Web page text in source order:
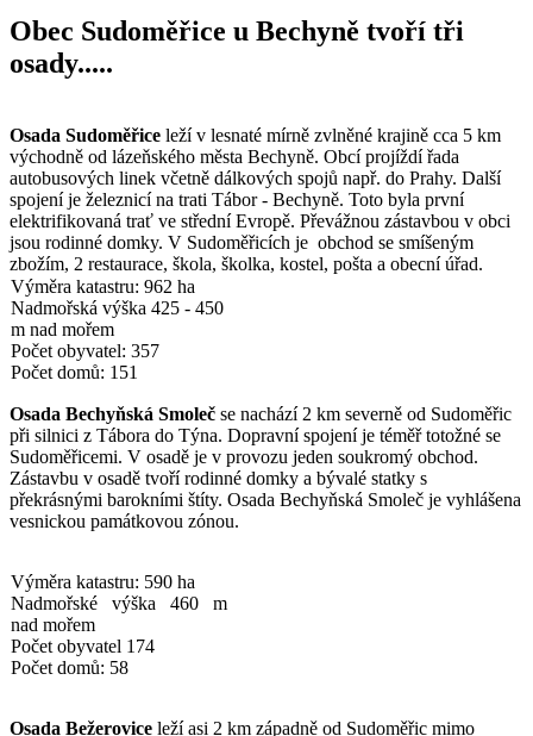
Obec Sudoměřice u Bechyně tvoří tři
osady.....
Osada Sudoměřice leží v lesnaté mírně zvlněné krajině cca 5 km
východně od lázeňského města Bechyně. Obcí projíždí řada
autobusových linek včetně dálkových spojů např. do Prahy. Další
spojení je železnicí na trati Tábor - Bechyně. Toto byla první
elektrifikovaná trať ve střední Evropě. Převážnou zástavbou v obci
jsou rodinné domky. V Sudoměřicích je obchod se smíšeným
zbožím, 2 restaurace, škola, školka, kostel, pošta a obecní úřad.
Výměra katastru: 962 ha
Nadmořská výška 425 - 450
m nad mořem
Počet obyvatel: 357
Počet domů: 151
Osada Bechyňská Smoleč se nachází 2 km severně od Sudoměřic
při silnici z Tábora do Týna. Dopravní spojení je téměř totožné se
Sudoměřicemi. V osadě je v provozu jeden soukromý obchod.
Zástavbu v osadě tvoří rodinné domky a bývalé statky s
překrásnými barokními štíty. Osada Bechyňská Smoleč je vyhlášena
vesnickou památkovou zónou.
Výměra katastru: 590 ha
Nadmořské výška 460 m
nad mořem
Počet obyvatel 174
Počet domů: 58
Osada Bežerovice leží asi 2 km západně od Sudoměřic mimo